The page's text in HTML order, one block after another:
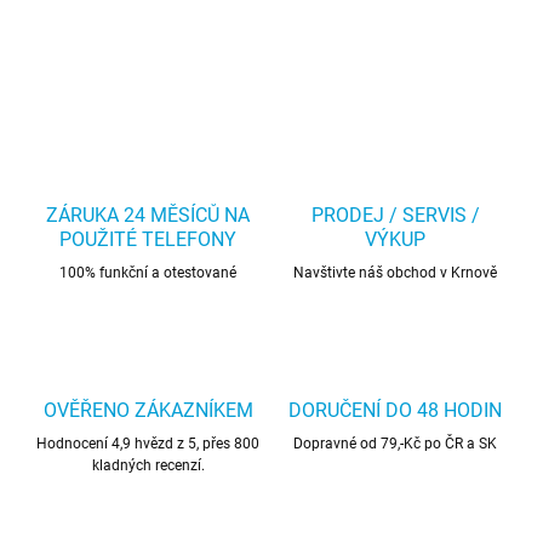
ZÁRUKA 24 MĚSÍCŮ NA
POUŽITÉ TELEFONY
100% funkční a otestované
PRODEJ / SERVIS /
VÝKUP
Navštivte náš obchod v Krnově
OVĚŘENO ZÁKAZNÍKEM
Hodnocení 4,9 hvězd z 5, přes 800
kladných recenzí.
DORUČENÍ DO 48 HODIN
Dopravné od 79,-Kč po ČR a SK